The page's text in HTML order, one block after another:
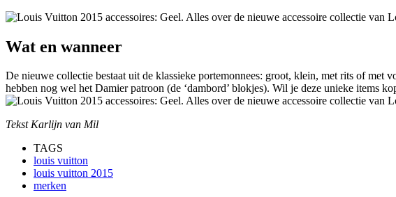
Wat en wanneer
De nieuwe collectie bestaat uit de klassieke portemonnees: groot, klein, met rits of
hebben nog wel het Damier patroon (de ‘dambord’ blokjes). Wil je deze unieke items
Tekst Karlijn van Mil
TAGS
louis vuitton
louis vuitton 2015
merken